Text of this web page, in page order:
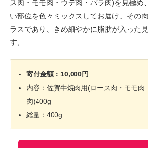
ス肉・モモ肉・ウデ肉・バラ肉)を見極め
い部位を色々ミックスしてお届け。その
ラスであり、きめ細やかに脂肪が入った
す。
寄付金額：10,000円
内容：佐賀牛焼肉用(ロース肉・モモ肉
肉)400g
総量：400g